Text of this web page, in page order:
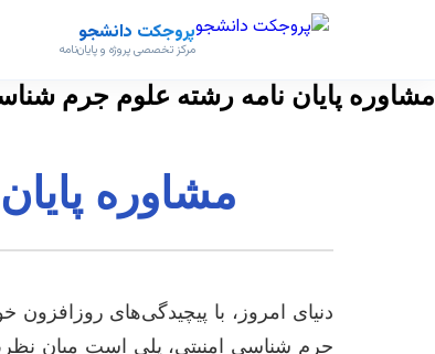
پروجکت دانشجو
مرکز تخصصی پروژه و پایان‌نامه
مشاوره پایان نامه رشته علوم جرم
مشاوره
دنیای امروز، با پیچیدگی‌های روزافزون
جرم شناسی امنیتی، پلی است میان